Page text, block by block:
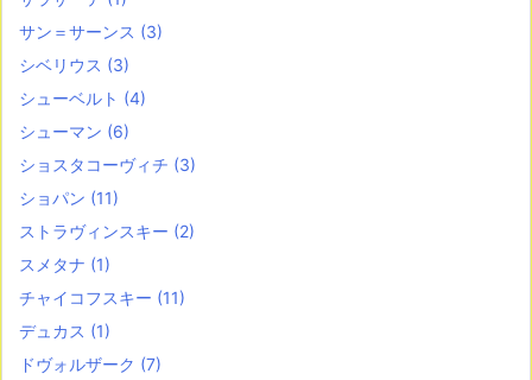
サン＝サーンス (3)
シベリウス (3)
シューベルト (4)
シューマン (6)
ショスタコーヴィチ (3)
ショパン (11)
ストラヴィンスキー (2)
スメタナ (1)
チャイコフスキー (11)
デュカス (1)
ドヴォルザーク (7)